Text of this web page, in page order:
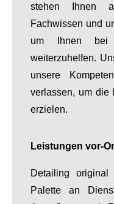
stehen Ihnen
Fachwissen und
um Ihnen bei
weiterzuhelfen.
unsere
verlassen, um die
erzielen.
Leistungen vor-
Detailing
Palette an